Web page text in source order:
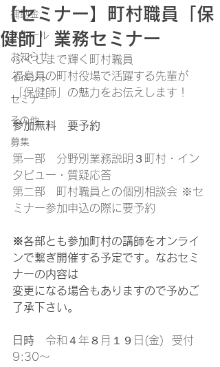
補助金
スクール
お知らせ
イベント
セミナー
その他
募集
【セミナー】町村職員「保
健師」業務セミナー
ふくしまで輝く町村職員
福島県の町村役場で活躍する先輩が
「保健師」の魅力をお伝えします！
参加無料　要予約
第一部　分野別業務説明３町村・イン
タビュー・質疑応答
第二部　町村職員との個別相談会 ※セ
ミナー参加申込の際に要予約
※各部とも参加町村の講師をオンライ
ンで繋ぎ開催する予定です。なおセミ
ナーの内容は
変更になる場合もありますので予めご
了承下さい。
日時 令和４年８月１９日(金)  受付
9:30～